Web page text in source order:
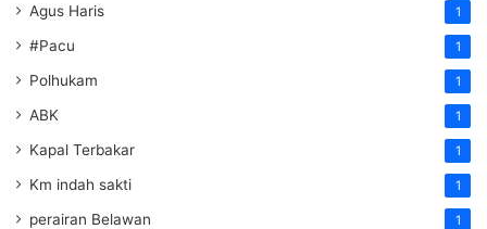
Agus Haris 1
#Pacu 1
Polhukam 1
ABK 1
Kapal Terbakar 1
Km indah sakti 1
perairan Belawan 1